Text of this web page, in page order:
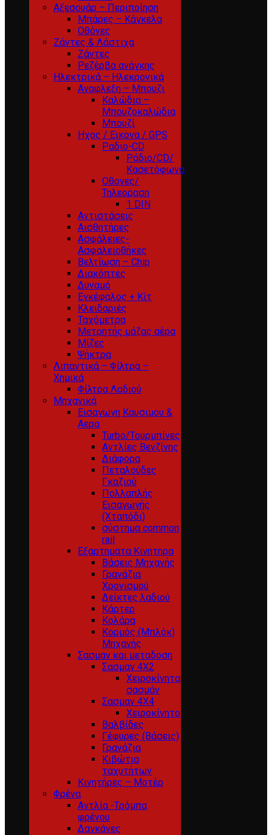
Αξεσουάρ – Περιποίηση
Μπάρες – Κάγκελα
Οθόνες
Ζάντες & Λάστιχα
Ζάντες
Ρεζέρβα ανάγκης
Ηλεκτρικά – Ηλεκρονικά
Αναφλεξη – Μπουζι
Καλώδια –
Μπουζοκαλώδια
Μπουζί
Ηχος / Εικονα / GPS
Ραδιο-CD
Ράδιο/CD/
Κασετόφωνα
Οθονες/
Τηλεοραση
1 DIN
Αντιστάσεις
Αισθητήρες
Ασφάλειες-
Ασφαλειοθήκες
Βελτίωση – Chip
Διακόπτες
Δυναμό
Εγκέφαλος + Κίτ
Κλειδαριές
Ταχόμετρα
Μετρητής μάζας αέρα
Μίζες
Ψήκτρα
Λιπαντικά – Φίλτρα –
Χημικά
Φίλτρα Λαδιού
Μηχανικά
Εισαγωγη Καυσιμου &
Αερα
Turbo/Τουρμπίνες
Αντλίες Βενζίνης
Διάφορα
Πεταλούδες
Γκαζιού
Πολλαπλής
Εισαγωγής
(Χταπόδι)
σύστημα common
rail
Εξαρτηματα Κινητηρα
Βάσεις Μηχανής
Γρανάζια
Χρονισμού
Δείκτες λαδιού
Κάρτερ
Κολάρα
Κορμός (Μπλόκ)
Μηχανής
Σασμαν και μεταδοση
Σασμαν 4Χ2
Χειροκίνητα
σασμάν
Σασμαν 4Χ4
Χειροκίνητο
Βαλβίδες
Γέφυρες (Βάσεις)
Γρανάζια
Κιβώτια
ταχυτήτων
Κινητήρες – Μοτέρ
Φρένα
Αντλία -Τρόμπα
φρένου
Δαγκάνες